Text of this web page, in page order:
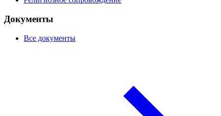
Документы
Все документы